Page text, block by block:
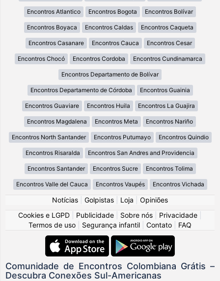
Encontros Atlantico Encontros Bogota Encontros Bolívar
Encontros Boyaca Encontros Caldas Encontros Caqueta
Encontros Casanare Encontros Cauca Encontros Cesar
Encontros Chocó Encontros Cordoba Encontros Cundinamarca
Encontros Departamento de Bolívar
Encontros Departamento de Córdoba Encontros Guainia
Encontros Guaviare Encontros Huila Encontros La Guajira
Encontros Magdalena Encontros Meta Encontros Nariño
Encontros North Santander Encontros Putumayo Encontros Quindio
Encontros Risaralda Encontros San Andres and Providencia
Encontros Santander Encontros Sucre Encontros Tolima
Encontros Valle del Cauca Encontros Vaupés Encontros Vichada
Notícias Golpistas Loja
Opiniões
Cookies e LGPD
Publicidade Sobre nós Privacidade
Termos de uso
Segurança infantil Contato FAQ
Comunidade de Encontros Colombiana Grátis –
Descubra Conexões Sul-Americanas